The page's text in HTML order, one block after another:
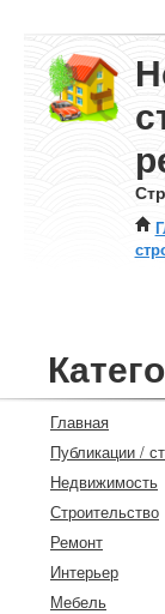
Главная
Публикации /
Недвижимость
Строительство
Ремонт
Интерьер
Мебель